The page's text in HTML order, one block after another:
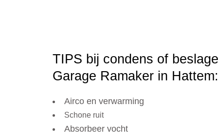
TIPS bij condens of
Garage Ramaker in Hattem:
Airco en verwarming
Schone ruit
Absorbeer vocht